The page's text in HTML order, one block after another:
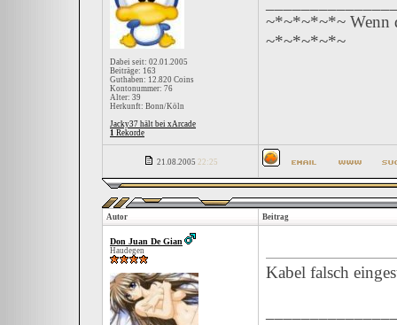
Dabei seit: 02.01.2005
Beiträge: 163
Guthaben: 12.820 Coins
Kontonummer: 76
Alter: 39
Herkunft: Bonn/Köln
Jacky37 hält bei xArcade
1 Rekorde
~*~*~*~*~ Wenn
~*~*~*~*~
21.08.2005 22:25
Autor Beitrag
Don Juan De Gian
Haudegen
Kabel falsch